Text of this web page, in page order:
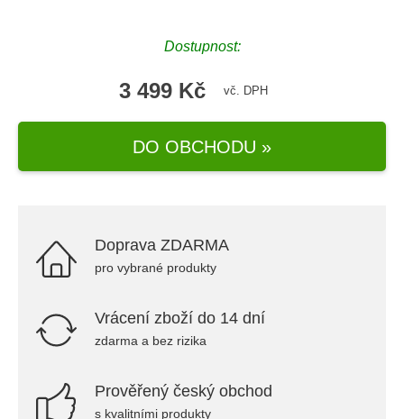
Dostupnost:
3 499 Kč vč. DPH
DO OBCHODU »
Doprava ZDARMA
pro vybrané produkty
Vrácení zboží do 14 dní
zdarma a bez rizika
Prověřený český obchod
s kvalitními produkty